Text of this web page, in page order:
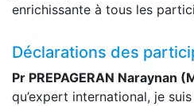
enrichissante à tous les
Déclarations des
Pr PREPAGERAN Naraynan
qu’expert international, je